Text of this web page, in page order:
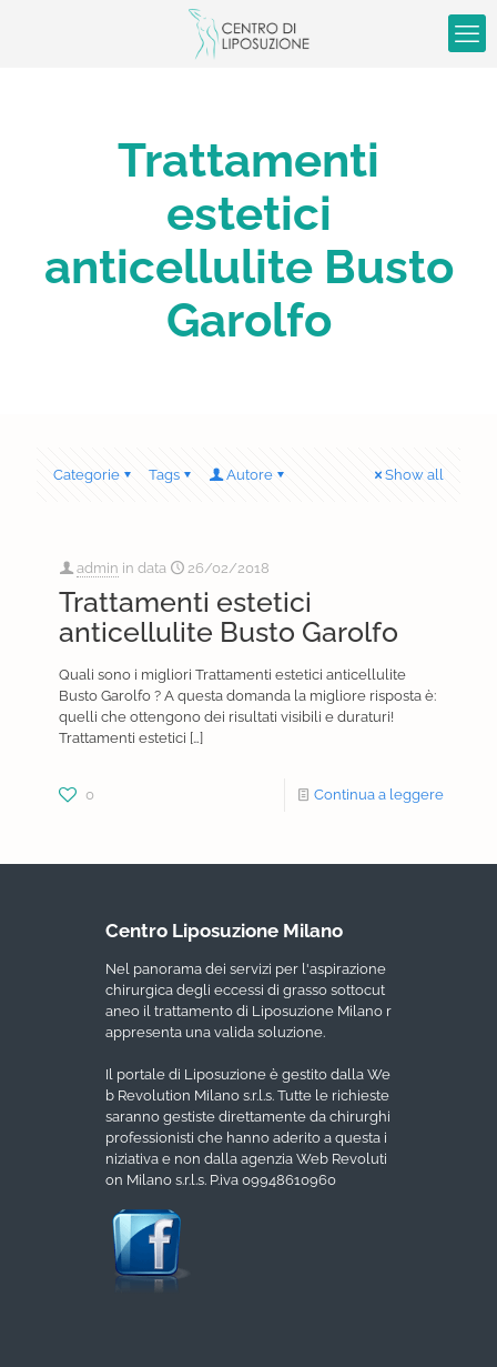
Trattamenti
estetici
anticellulite Busto
Garolfo
Categorie Tags Autore Show all
admin in data 26/02/2018
Trattamenti estetici
anticellulite Busto Garolfo
Quali sono i migliori Trattamenti estetici anticellulite
Busto Garolfo ? A questa domanda la migliore risposta è:
quelli che ottengono dei risultati visibili e duraturi!
Trattamenti estetici […]
0 Continua a leggere
Centro Liposuzione Milano
Nel panorama dei servizi per l'aspirazione
chirurgica degli eccessi di grasso sottocut
aneo il trattamento di Liposuzione Milano r
appresenta una valida soluzione.
Il portale di Liposuzione è gestito dalla We
b Revolution Milano s.r.l.s. Tutte le richieste
saranno gestiste direttamente da chirurghi
professionisti che hanno aderito a questa i
niziativa e non dalla agenzia Web Revoluti
on Milano s.r.l.s. P.iva 09948610960